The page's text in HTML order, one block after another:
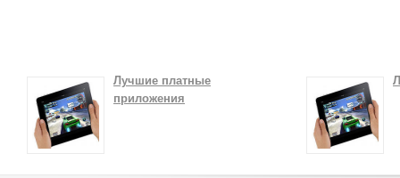
Лучшие платные
приложения